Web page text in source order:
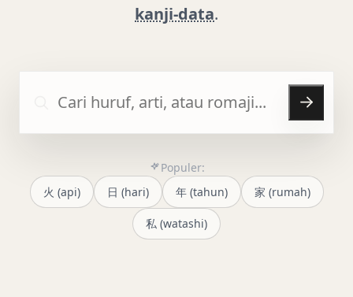
kanji-data.
Populer:
火 (api)
日 (hari) 年 (tahun) 家 (rumah)
私 (watashi)